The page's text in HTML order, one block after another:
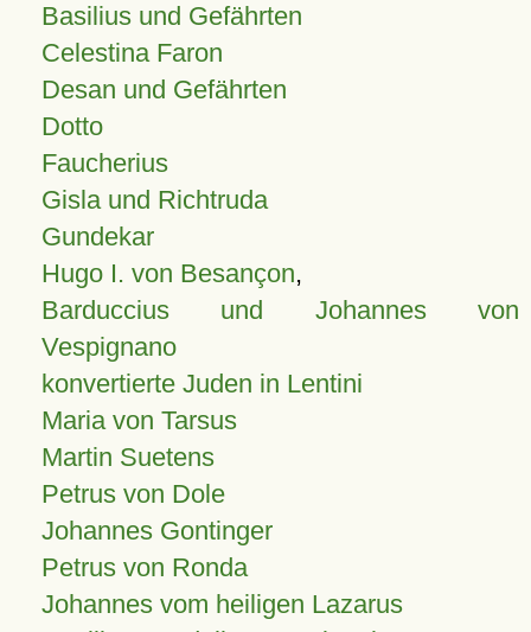
Basilius und Gefährten
Celestina Faron
Desan und Gefährten
Dotto
Faucherius
Gisla und Richtruda
Gundekar
Hugo I. von Besançon,
Barduccius und Johannes von
Vespignano
konvertierte Juden in Lentini
Maria von Tarsus
Martin Suetens
Petrus von Dole
Johannes Gontinger
Petrus von Ronda
Johannes vom heiligen Lazarus